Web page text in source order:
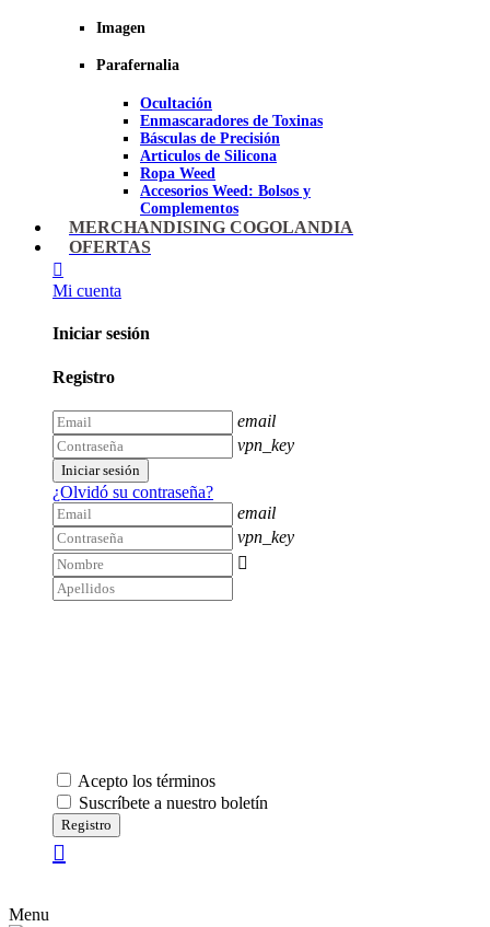
Ceniceros para Fumadores
Pipas BHO
Dabbers
Imagen
Imagen
Parafernalia
Ocultación
Enmascaradores de Toxinas
Básculas de Precisión
Articulos de Silicona
Ropa Weed
Accesorios Weed: Bolsos y
Complementos
Cannabuds
Inciensos
MERCHANDISING COGOLANDIA
OFERTAS
Mi cuenta
Iniciar sesión
Registro
email
vpn_key
Iniciar sesión
¿Olvidó su contraseña?
email
vpn_key

Acepto los términos
Suscríbete a nuestro boletín
Registro
Menu